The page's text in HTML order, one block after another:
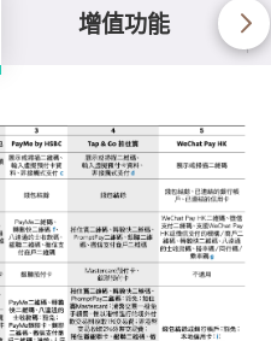
增值功能